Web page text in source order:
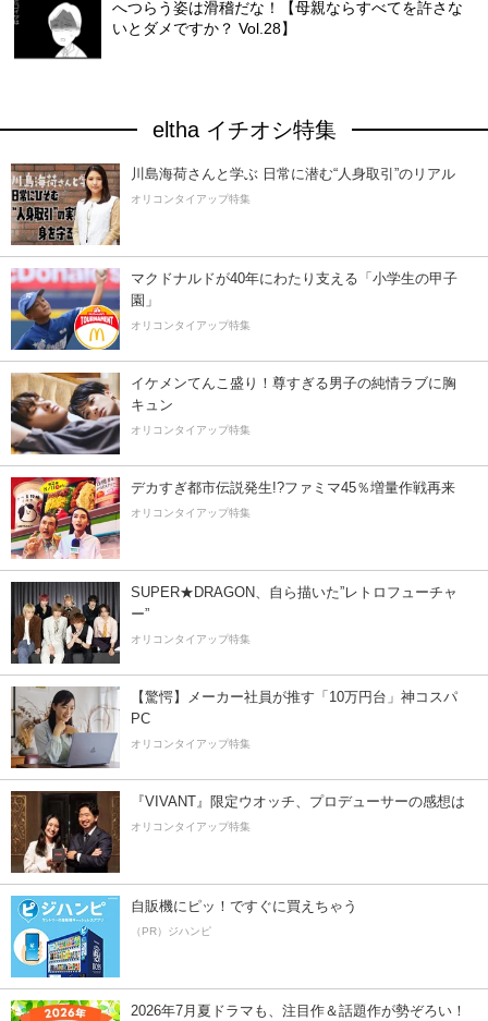
へつらう姿は滑稽だな！【母親ならすべてを許さな
いとダメですか？ Vol.28】
eltha イチオシ特集
川島海荷さんと学ぶ 日常に潜む“人身取引”のリアル
オリコンタイアップ特集
マクドナルドが40年にわたり支える「小学生の甲子
園」
オリコンタイアップ特集
イケメンてんこ盛り！尊すぎる男子の純情ラブに胸
キュン
オリコンタイアップ特集
デカすぎ都市伝説発生!?ファミマ45％増量作戦再来
オリコンタイアップ特集
SUPER★DRAGON、自ら描いた”レトロフューチャ
ー”
オリコンタイアップ特集
【驚愕】メーカー社員が推す「10万円台」神コスパ
PC
オリコンタイアップ特集
『VIVANT』限定ウオッチ、プロデューサーの感想は
オリコンタイアップ特集
自販機にピッ！ですぐに買えちゃう
（PR）ジハンピ
2026年7月夏ドラマも、注目作＆話題作が勢ぞろい！